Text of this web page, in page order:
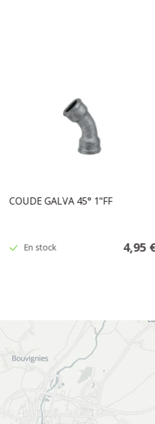
COUDE GALVA 45° 1"FF
En stock 4,95